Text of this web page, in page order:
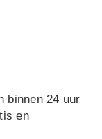
binnen 24 uur
en